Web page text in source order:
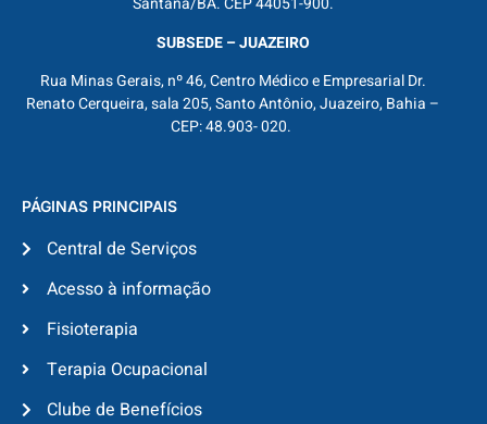
SUBSEDE – JUAZEIRO
Rua Minas Gerais, nº 46, Centro Médico e Empresarial Dr.
Renato Cerqueira, sala 205, Santo Antônio, Juazeiro, Bahia –
CEP: 48.903- 020.
PÁGINAS PRINCIPAIS
Central de Serviços
Acesso à informação
Fisioterapia
Terapia Ocupacional
Clube de Benefícios